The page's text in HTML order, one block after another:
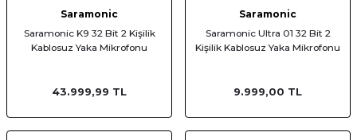
Saramonic
Saramonic K9 32 Bit 2 Kişilik
Kablosuz Yaka Mikrofonu
43.999,99 TL
Saramonic
Saramonic Ultra 01 32 Bit 2
Kişilik Kablosuz Yaka Mikrofonu
9.999,00 TL